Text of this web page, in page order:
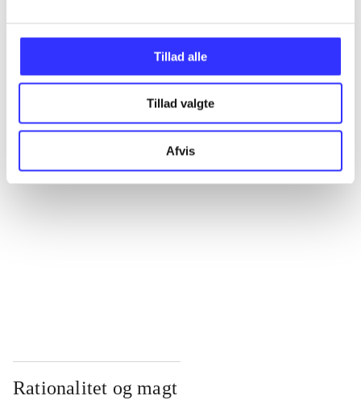
Tillad alle
Tillad valgte
Afvis
Rationalitet og magt